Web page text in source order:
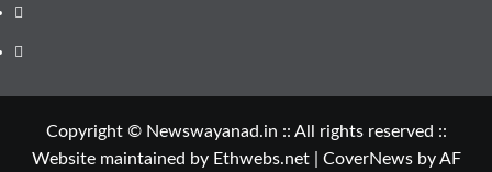
Facebook
Telegram
Copyright © Newswayanad.in :: All rights reserved ::
Website maintained by Ethwebs.net
CoverNewsby AF